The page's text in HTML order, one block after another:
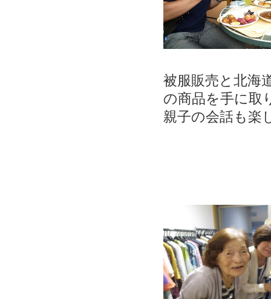
被服販売と北海
の商品を手に取
親子の会話も楽